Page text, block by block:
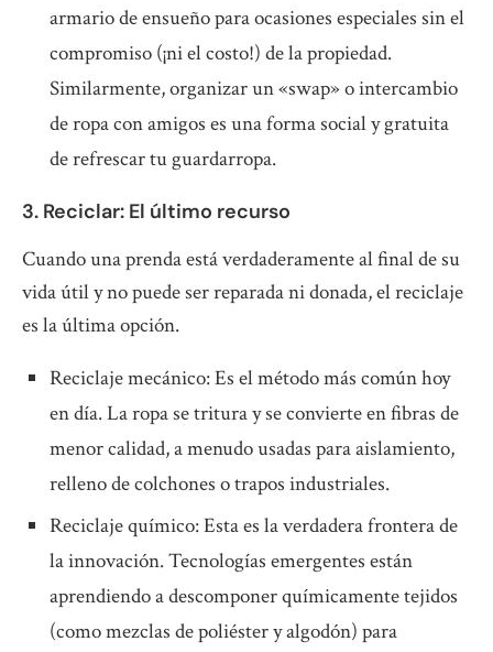
armario de ensueño para ocasiones especiales sin el
compromiso (¡ni el costo!) de la propiedad.
Similarmente, organizar un «swap» o intercambio
de ropa con amigos es una forma social y gratuita
de refrescar tu guardarropa.
3. Reciclar: El último recurso
Cuando una prenda está verdaderamente al final de su
vida útil y no puede ser reparada ni donada, el reciclaje
es la última opción.
Reciclaje mecánico: Es el método más común hoy
en día. La ropa se tritura y se convierte en fibras de
menor calidad, a menudo usadas para aislamiento,
relleno de colchones o trapos industriales.
Reciclaje químico: Esta es la verdadera frontera de
la innovación. Tecnologías emergentes están
aprendiendo a descomponer químicamente tejidos
(como mezclas de poliéster y algodón) para